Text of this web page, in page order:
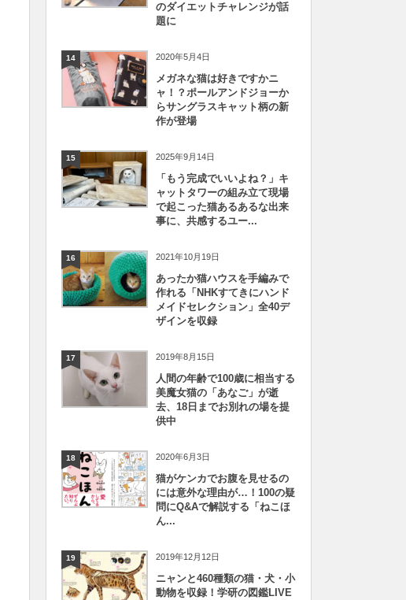
のダイエットチャレンジが話
題に
14 2020年5月4日
メガネな猫は好きですかニ
ャ！？ポールアンドジョーか
らサングラスキャット柄の新
作が登場
15 2025年9月14日
「もう完成でいいよね？」キ
ャットタワーの組み立て現場
で起こった猫あるあるな出来
事に、共感するユー...
16 2021年10月19日
あったか猫ハウスを手編みで
作れる「NHKすてきにハンド
メイドセレクション」全40デ
ザインを収録
17 2019年8月15日
人間の年齢で100歳に相当する
美魔女猫の「あなご」が逝
去、18日までお別れの場を提
供中
18 2020年6月3日
猫がケンカでお腹を見せるの
には意外な理由が…！100の疑
問にQ&Aで解説する「ねこほ
ん...
19 2019年12月12日
ニャンと460種類の猫・犬・小
動物を収録！学研の図鑑LIVE